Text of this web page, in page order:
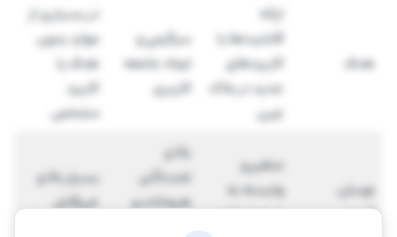
هدف
ارائه
قابلیت‌ها یا
کاربردهای
جدید در بلاک
چین
سرگرمی و
ایجاد جامعه
کاربری
در بسیاری از
موارد بدون
هدف یا
کاربرد
مشخص
نوسان
قیمتی
متغیر و
وابسته به
شرایط بازار و
بالا و
تحت‌تأثیر
هیجانات و
بسیار بالا و
غیرقابل